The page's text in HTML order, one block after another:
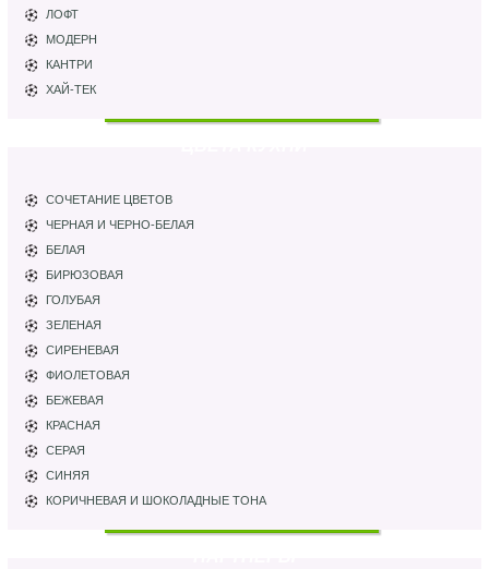
ЛОФТ
МОДЕРН
КАНТРИ
ХАЙ-ТЕК
СОЧЕТАНИЕ ЦВЕТОВ
ЧЕРНАЯ И ЧЕРНО-БЕЛАЯ
БЕЛАЯ
БИРЮЗОВАЯ
ГОЛУБАЯ
ЗЕЛЕНАЯ
СИРЕНЕВАЯ
ФИОЛЕТОВАЯ
БЕЖЕВАЯ
КРАСНАЯ
СЕРАЯ
СИНЯЯ
КОРИЧНЕВАЯ И ШОКОЛАДНЫЕ ТОНА